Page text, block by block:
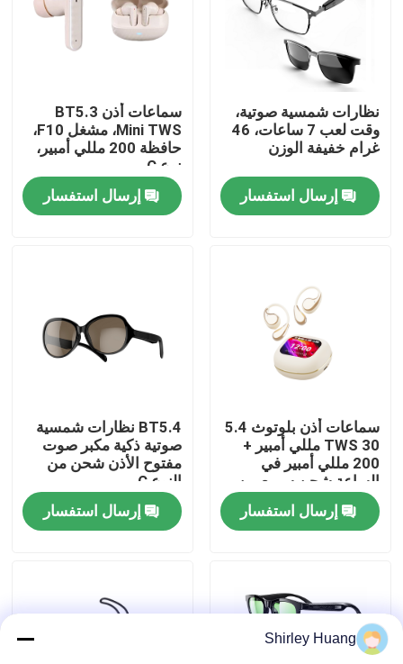
المنزل
المنتجات
جولة في المصنع
مراقبة الجودة
اتصل بنا
أخبار
اطلب اقتباس
لوحة مفاتيح وماوس كمبيوتر سلكي
نظارات شمسية صوتية،
وقت لعب 7 ساعات، 46
غرام خفيفة الوزن
إرسال استفسار
سماعات أذن BT5.3
Mini TWS، مشغل F10،
حافظة 200 مللي أمبير،
نوع C
إرسال استفسار
سماعات أذن بلوتوث 5.4
TWS 30 مللي أمبير +
200 مللي أمبير في
الساعة شحن سريع من
النوع C
إرسال استفسار
BT5.4 نظارات شمسية
صوتية ذكية مكبر صوت
مفتوح الأذن شحن من
النوع C
إرسال استفسار
Shirley Huang